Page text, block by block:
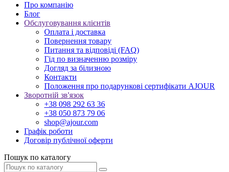
Про компанію
Блог
Обслуговування клієнтів
Оплата і доставка
Повернення товару
Питання та відповіді (FAQ)
Гід по визначенню розміру
Догляд за білизною
Контакти
Положення про подарункові сертифікати AJOUR
Зворотній зв'язок
+38 098 292 63 36
+38 050 873 79 06
shop@ajour.com
Графік роботи
Договір публічної оферти
Пошук по каталогу